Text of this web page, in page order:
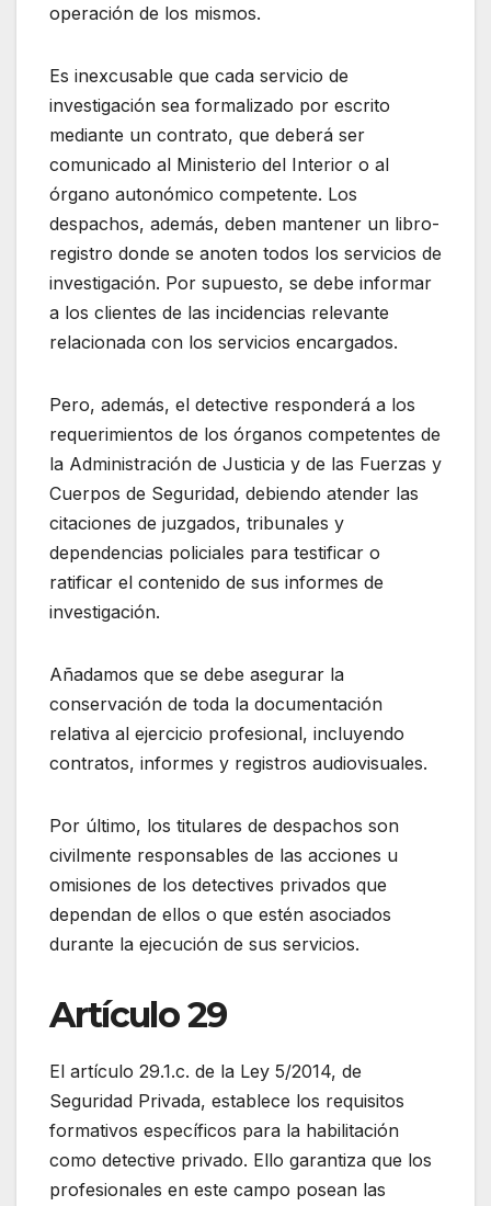
operación de los mismos.
Es inexcusable que cada servicio de
investigación sea formalizado por escrito
mediante un contrato, que deberá ser
comunicado al Ministerio del Interior o al
órgano autonómico competente. Los
despachos, además, deben mantener un libro-
registro donde se anoten todos los servicios de
investigación. Por supuesto, se debe informar
a los clientes de las incidencias relevante
relacionada con los servicios encargados.
Pero, además, el detective responderá a los
requerimientos de los órganos competentes de
la Administración de Justicia y de las Fuerzas y
Cuerpos de Seguridad, debiendo atender las
citaciones de juzgados, tribunales y
dependencias policiales para testificar o
ratificar el contenido de sus informes de
investigación.
Añadamos que se debe asegurar la
conservación de toda la documentación
relativa al ejercicio profesional, incluyendo
contratos, informes y registros audiovisuales.
Por último, los titulares de despachos son
civilmente responsables de las acciones u
omisiones de los detectives privados que
dependan de ellos o que estén asociados
durante la ejecución de sus servicios.
Artículo 29
El artículo 29.1.c. de la Ley 5/2014, de
Seguridad Privada, establece los requisitos
formativos específicos para la habilitación
como detective privado. Ello garantiza que los
profesionales en este campo posean las